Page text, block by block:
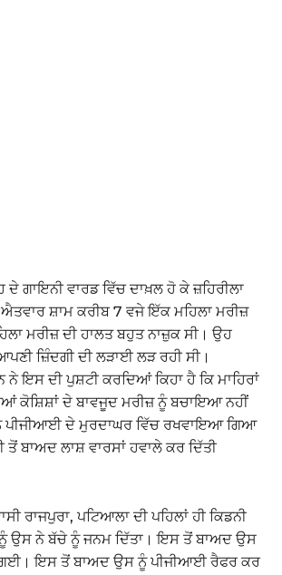
ਗਾਇਨੀ ਵਾਰਡ ਵਿੱਚ ਦਾਖ਼ਲ ਹੋ ਕੇ ਜ਼ਹਿਰੀਲਾ
ਸ਼ਾਮ ਕਰੀਬ 7 ਵਜੇ ਇੱਕ ਮਹਿਲਾ ਮਰੀਜ਼
ਮਰੀਜ਼ ਦੀ ਹਾਲਤ ਬਹੁਤ ਨਾਜ਼ੁਕ ਸੀ। ਉਹ
ਜ਼ਿੰਦਗੀ ਦੀ ਲੜਾਈ ਲੜ ਰਹੀ ਸੀ।
ਇਸ ਦੀ ਪੁਸ਼ਟੀ ਕਰਦਿਆਂ ਕਿਹਾ ਹੈ ਕਿ ਮਾਹਿਰਾਂ
ਕੋਸ਼ਿਸ਼ਾਂ ਦੇ ਬਾਵਜੂਦ ਮਰੀਜ਼ ਨੂੰ ਬਚਾਇਆ ਨਹੀਂ
ਪੀਜੀਆਈ ਦੇ ਮੁਰਦਾਘਰ ਵਿੱਚ ਰਖਵਾਇਆ ਗਿਆ
ਬਾਅਦ ਲਾਸ਼ ਵਾਰਸਾਂ ਹਵਾਲੇ ਕਰ ਦਿੱਤੀ
ਰਾਜਪੁਰਾ, ਪਟਿਆਲਾ ਦੀ ਪਹਿਲਾਂ ਹੀ ਕਿਡਨੀ
ਉਸ ਨੇ ਬੱਚੇ ਨੂੰ ਜਨਮ ਦਿੱਤਾ। ਇਸ ਤੋਂ ਬਾਅਦ ਉਸ
ਗਈ। ਇਸ ਤੋਂ ਬਾਅਦ ਉਸ ਨੂੰ ਪੀਜੀਆਈ ਰੈਫਰ ਕਰ